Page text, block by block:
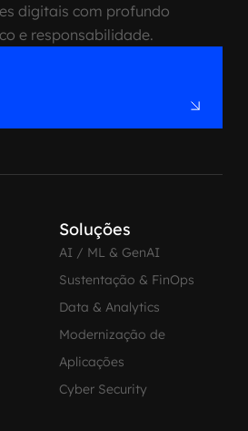
digitais com profundo
e responsabilidade.
Soluções
AI / ML & GenAI
Sustentação & FinOps
Data & Analytics
Modernização de
Aplicações
Cyber Security